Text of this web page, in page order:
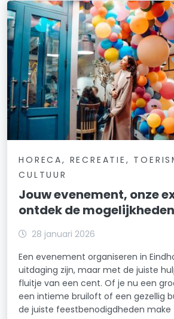
HORECA, RECREATIE,
CULTUUR
Jouw evenement, onze
ontdek de mogelijkheden
28 januari 2026
Een evenement organiseren in
uitdaging zijn, maar met de juiste
fluitje van een cent. Of je nu een
een intieme bruiloft of een gezellig
de juiste feestbenodigdheden make